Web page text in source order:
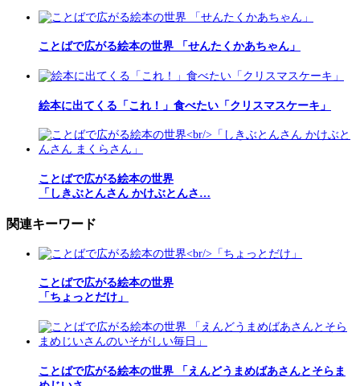
ことばで広がる絵本の世界 「せんたくかあちゃん」
絵本に出てくる「これ！」食べたい「クリスマスケーキ」
ことばで広がる絵本の世界
「しきぶとんさん かけぶとんさ…
関連キーワード
ことばで広がる絵本の世界
「ちょっとだけ」
ことばで広がる絵本の世界 「えんどうまめばあさんとそらま